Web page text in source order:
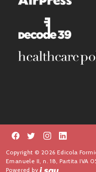
Copyright © 2026 Edicola
Emanuele II, n. 18, Partita IVA
Powered by